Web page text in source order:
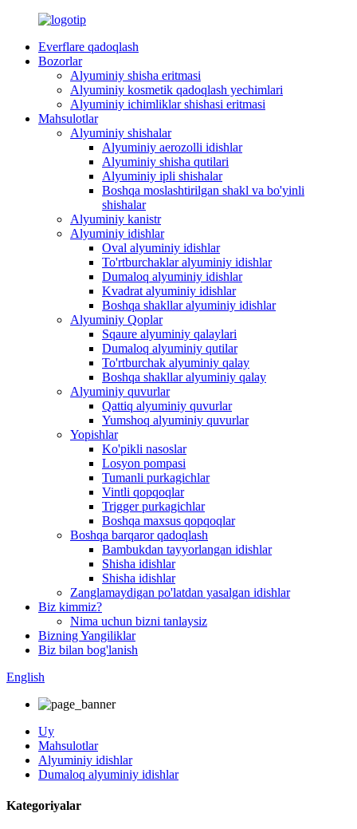
Everflare qadoqlash
Bozorlar
Alyuminiy shisha eritmasi
Alyuminiy kosmetik qadoqlash yechimlari
Alyuminiy ichimliklar shishasi eritmasi
Mahsulotlar
Alyuminiy shishalar
Alyuminiy aerozolli idishlar
Alyuminiy shisha qutilari
Alyuminiy ipli shishalar
Boshqa moslashtirilgan shakl va bo'yinli
shishalar
Alyuminiy kanistr
Alyuminiy idishlar
Oval alyuminiy idishlar
To'rtburchaklar alyuminiy idishlar
Dumaloq alyuminiy idishlar
Kvadrat alyuminiy idishlar
Boshqa shakllar alyuminiy idishlar
Alyuminiy Qoplar
Sqaure alyuminiy qalaylari
Dumaloq alyuminiy qutilar
To'rtburchak alyuminiy qalay
Boshqa shakllar alyuminiy qalay
Alyuminiy quvurlar
Qattiq alyuminiy quvurlar
Yumshoq alyuminiy quvurlar
Yopishlar
Ko'pikli nasoslar
Losyon pompasi
Tumanli purkagichlar
Vintli qopqoqlar
Trigger purkagichlar
Boshqa maxsus qopqoqlar
Boshqa barqaror qadoqlash
Bambukdan tayyorlangan idishlar
Shisha idishlar
Shisha idishlar
Zanglamaydigan po'latdan yasalgan idishlar
Biz kimmiz?
Nima uchun bizni tanlaysiz
Bizning Yangiliklar
Biz bilan bog'lanish
English
Uy
Mahsulotlar
Alyuminiy idishlar
Dumaloq alyuminiy idishlar
Kategoriyalar